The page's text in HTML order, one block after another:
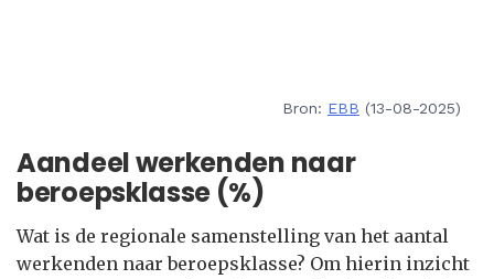
Bron: EBB (13-08-2025)
Aandeel werkenden naar
beroepsklasse (%)
Wat is de regionale samenstelling van het aantal
werkenden naar beroepsklasse? Om hierin inzicht